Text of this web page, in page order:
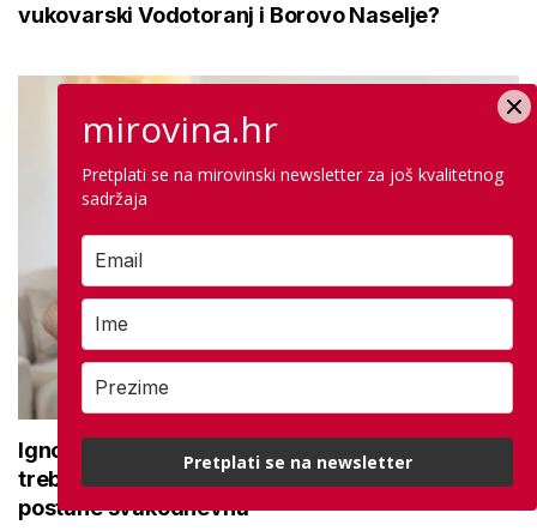
vukovarski Vodotoranj i Borovo Naselje?
Ignorirate li prve znakove da vaši zglobovi
trebaju pomoć? Uočite simptome prije nego bol
postane svakodnevna
mirovina.hr
Pretplati se na mirovinski newsletter za još kvalitetnog
sadržaja
Pretplati se na newsletter